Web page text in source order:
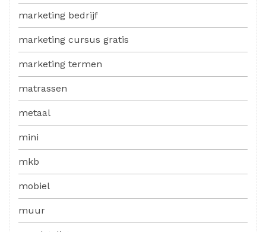
marketing bedrijf
marketing cursus gratis
marketing termen
matrassen
metaal
mini
mkb
mobiel
muur